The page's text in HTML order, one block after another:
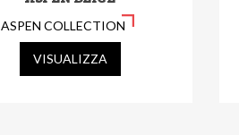
ASPEN COLLECTION
VISUALIZZA